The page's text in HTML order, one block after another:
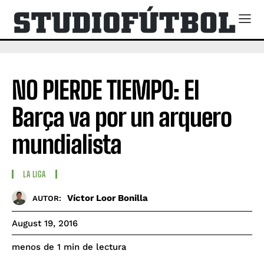
NO PIERDE TIEMPO: El
Barça va por un arquero
mundialista
LA LIGA
AUTOR: Víctor Loor Bonilla
August 19, 2016
menos de 1 min de lectura